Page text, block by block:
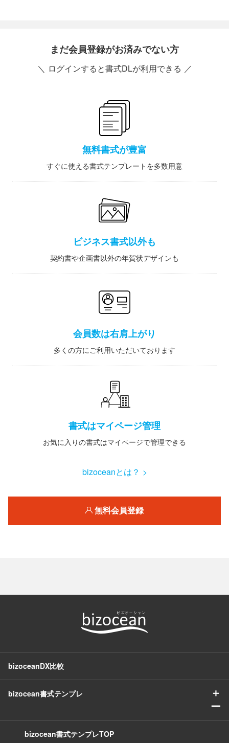
まだ会員登録がお済みでない方
＼ ログインすると書式DLが利用できる ／
無料書式が豊富
すぐに使える書式テンプレートを多数用意
ビジネス書式以外も
契約書や企画書以外の年賀状デザインも
会員数は右肩上がり
多くの方にご利用いただいております
書式はマイページ管理
お気に入りの書式はマイページで管理できる
bizoceanとは？ >
無料会員登録
bizoceanDX比較
bizocean書式テンプレ
＋
ー
bizocean書式テンプレTOP